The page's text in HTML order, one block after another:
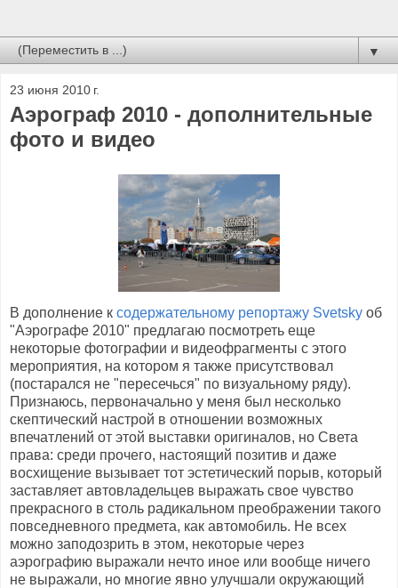
▼
23 июня 2010 г.
Аэрограф 2010 - дополнительные
фото и видео
В дополнение к содержательному репортажу Svetsky об
"Аэрографе 2010" предлагаю посмотреть еще
некоторые фотографии и видеофрагменты с этого
мероприятия, на котором я также присутствовал
(постарался не "пересечься" по визуальному ряду).
Признаюсь, первоначально у меня был несколько
скептический настрой в отношении возможных
впечатлений от этой выставки оригиналов, но Света
права: среди прочего, настоящий позитив и даже
восхищение вызывает тот эстетический порыв, который
заставляет автовладельцев выражать свое чувство
прекрасного в столь радикальном преображении такого
повседневного предмета, как автомобиль. Не всех
можно заподозрить в этом, некоторые через
аэрографию выражали нечто иное или вообще ничего
не выражали, но многие явно улучшали окружающий